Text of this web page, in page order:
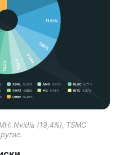
Nvidia (19,4%), TSMC